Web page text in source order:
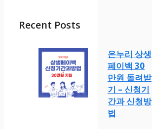
Recent Posts
온누리 상생
페이백 30
만원 돌려받
기 – 신청기
간과 신청방
법